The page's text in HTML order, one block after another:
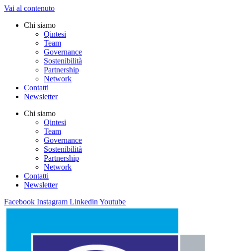
Vai al contenuto
Chi siamo
Qintesi
Team
Governance
Sostenibilità
Partnership
Network
Contatti
Newsletter
Chi siamo
Qintesi
Team
Governance
Sostenibilità
Partnership
Network
Contatti
Newsletter
Facebook Instagram Linkedin Youtube